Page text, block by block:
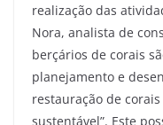
realização das
Nora, analista de
berçários de corais
planejamento e
restauração de
sustentável”. Este